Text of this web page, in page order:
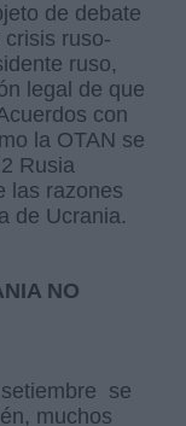
de debate
ruso-
ruso,
legal de que
con
la OTAN se
Rusia
las razones
de Ucrania.
NO
se
muchos